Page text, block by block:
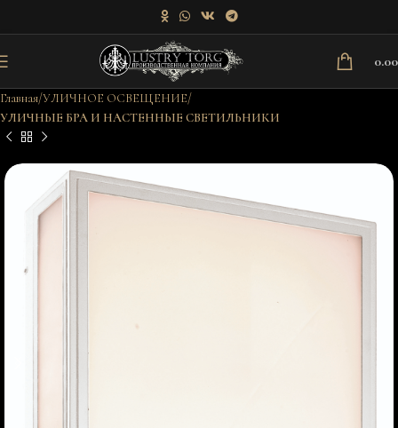
Главная УЛИЧНОЕ ОСВЕЩЕНИЕ
УЛИЧНЫЕ БРА И НАСТЕННЫЕ СВЕТИЛЬНИКИ